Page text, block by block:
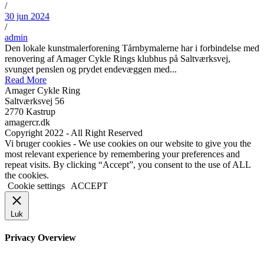
/
30 jun 2024
/
admin
Den lokale kunstmalerforening Tårnbymalerne har i forbindelse med
renovering af Amager Cykle Rings klubhus på Saltværksvej,
svunget penslen og prydet endevæggen med...
Read More
Amager Cykle Ring
Saltværksvej 56
2770 Kastrup
amagercr.dk
Copyright 2022 - All Right Reserved
Vi bruger cookies - We use cookies on our website to give you the
most relevant experience by remembering your preferences and
repeat visits. By clicking “Accept”, you consent to the use of ALL
the cookies.
Cookie settings
ACCEPT
Luk
Privacy Overview